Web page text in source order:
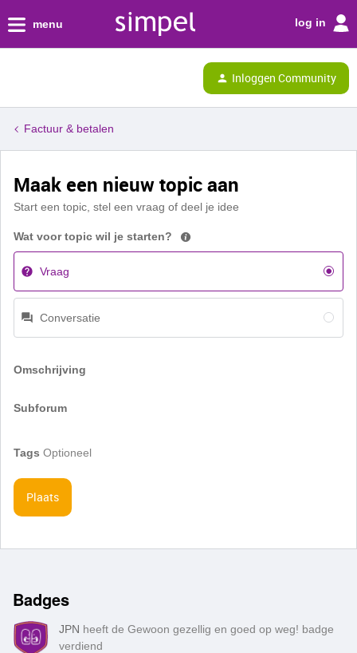
menu log in
Inloggen Community
Factuur & betalen
Maak een nieuw topic aan
Start een topic, stel een vraag of deel je idee
Wat voor topic wil je starten?
Vraag
Conversatie
Omschrijving
Subforum
Tags Optioneel
Plaats
Badges
JPN heeft de Gewoon gezellig en goed op weg! badge
verdiend